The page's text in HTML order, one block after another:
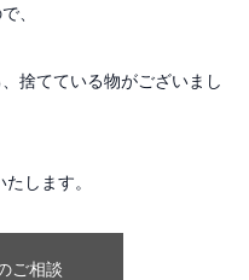
、
捨てている物がございまし
します。
ご相談